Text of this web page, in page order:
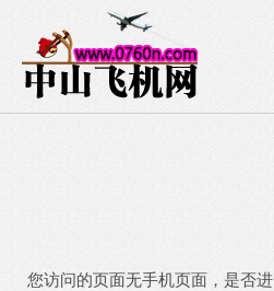
您访问的页面无手机页面，是否